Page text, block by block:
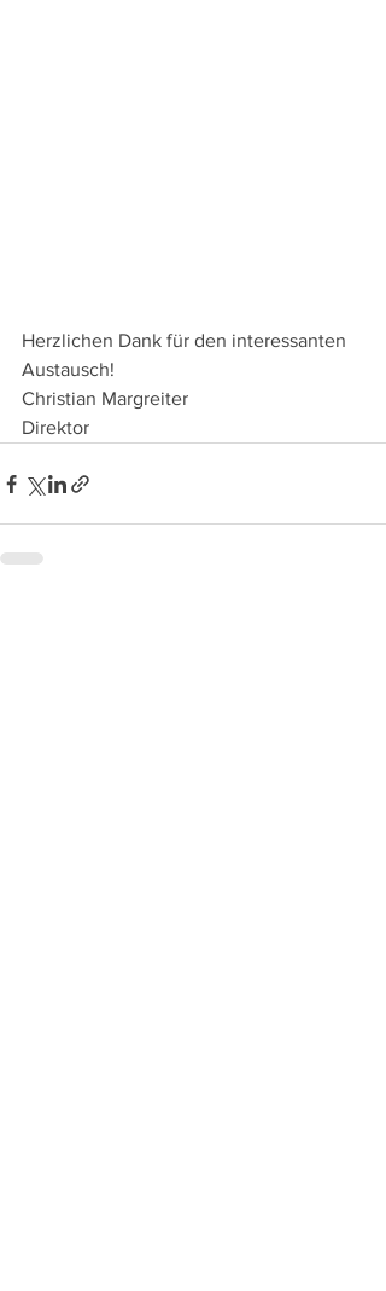
Herzlichen Dank für den interessanten
Austausch!
Christian Margreiter
Direktor